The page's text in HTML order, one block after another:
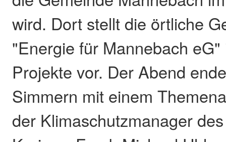
wird. Dort stellt die örtliche
"Energie für Mannebach
Projekte vor. Der Abend
Simmern mit einem
der Klimaschutzmanager